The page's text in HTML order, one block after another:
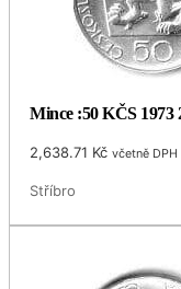
Mince :50 KČS
2,638.71 Kč včetně DPH
Stříbro